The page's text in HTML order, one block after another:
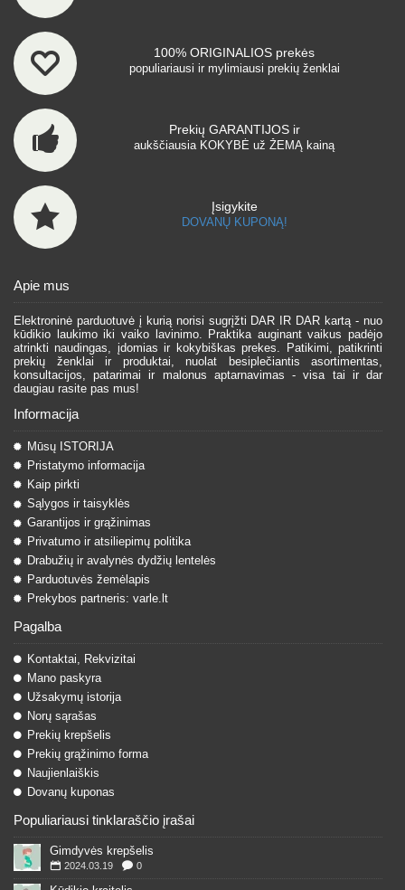
100% ORIGINALIOS prekės
populiariausi ir mylimiausi prekių ženklai
Prekių GARANTIJOS ir
aukščiausia KOKYBĖ už ŽEMĄ kainą
Įsigykite
DOVANŲ KUPONĄ!
Apie mus
Elektroninė parduotuvė į kurią norisi sugrįžti DAR IR DAR kartą - nuo
kūdikio laukimo iki vaiko lavinimo. Praktika auginant vaikus padėjo
atrinkti naudingas, įdomias ir kokybiškas prekes. Patikimi, patikrinti
prekių ženklai ir produktai, nuolat besiplečiantis asortimentas,
konsultacijos, patarimai ir malonus aptarnavimas - visa tai ir dar
daugiau rasite pas mus!
Informacija
Mūsų ISTORIJA
Pristatymo informacija
Kaip pirkti
Sąlygos ir taisyklės
Garantijos ir grąžinimas
Privatumo ir atsiliepimų politika
Drabužių ir avalynės dydžių lentelės
Parduotuvės žemėlapis
Prekybos partneris: varle.lt
Pagalba
Kontaktai, Rekvizitai
Mano paskyra
Užsakymų istorija
Norų sąrašas
Prekių krepšelis
Prekių grąžinimo forma
Naujienlaiškis
Dovanų kuponas
Populiariausi tinklaraščio įrašai
Gimdyvės krepšelis
2024.03.19 0